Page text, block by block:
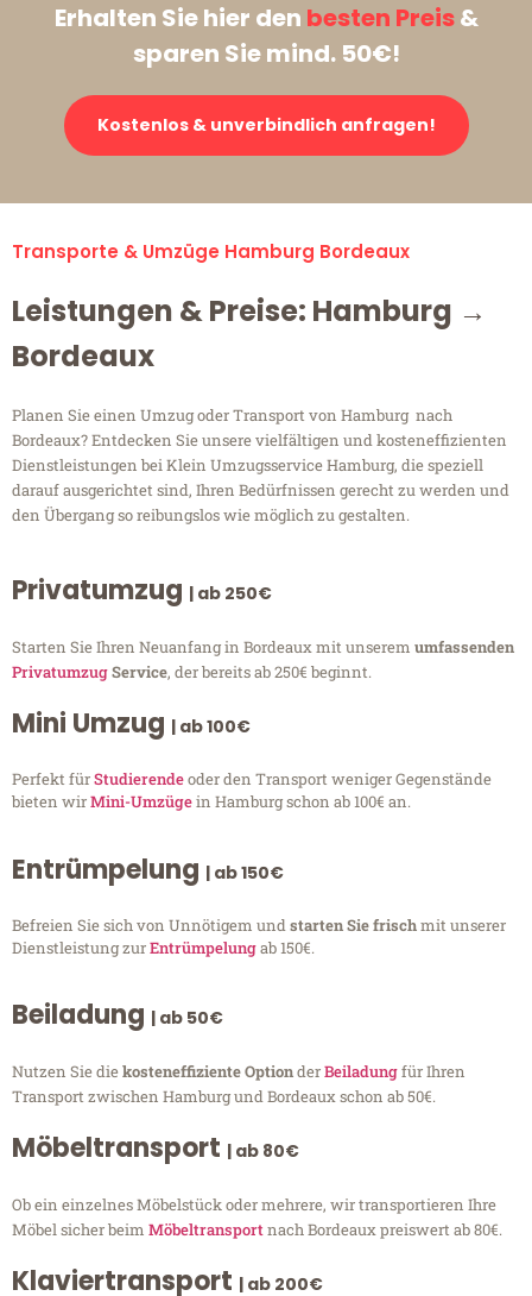
Erhalten Sie hier den besten Preis&
sparen Sie mind. 50€!
Kostenlos & unverbindlich anfragen!
Transporte & Umzüge Hamburg Bordeaux
Leistungen & Preise: Hamburg →
Bordeaux
Planen Sie einen Umzug oder Transport von Hamburg nach
Bordeaux? Entdecken Sie unsere vielfältigen und kosteneffizienten
Dienstleistungen bei Klein Umzugsservice Hamburg, die speziell
darauf ausgerichtet sind, Ihren Bedürfnissen gerecht zu werden und
den Übergang so reibungslos wie möglich zu gestalten.
Privatumzug | ab 250€
Starten Sie Ihren Neuanfang in Bordeaux mit unserem umfassenden
PrivatumzugService, der bereits ab 250€ beginnt.
Mini Umzug | ab 100€
Perfekt fürStudierendeoder den Transport weniger Gegenstände
bieten wirMini-Umzügein Hamburg schon ab 100€ an.
Entrümpelung | ab 150€
Befreien Sie sich von Unnötigem undstarten Sie frischmit unserer
Dienstleistung zurEntrümpelungab 150€.
Beiladung | ab 50€
Nutzen Sie diekosteneffiziente OptionderBeiladungfür Ihren
Transport zwischen Hamburg und Bordeaux schon ab 50€.
Möbeltransport | ab 80€
Ob ein einzelnes Möbelstück oder mehrere, wir transportieren Ihre
Möbel sicher beim Möbeltransportnach Bordeaux preiswert ab 80€.
Klaviertransport | ab 200€